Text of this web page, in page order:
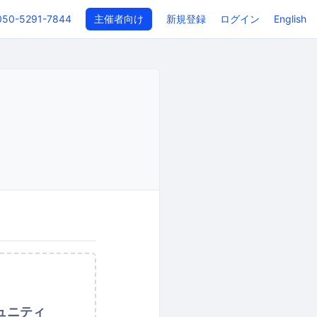
5291-7844 主催者向け 新規登録 ログイン English
ニティ